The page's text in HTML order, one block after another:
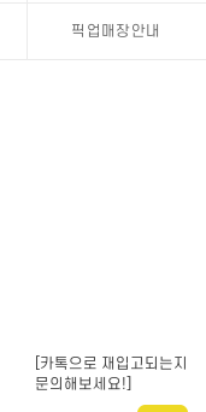
픽업매장안내
[카톡으로 재입고되는지
문의해보세요!]